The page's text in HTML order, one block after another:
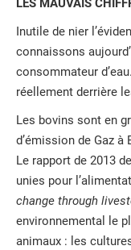
Inutile de nier
connaissons
consommateur
réellement derrière
Les bovins sont en
d’émission de Gaz à
Le rapport de 2013
unies pour
change through
environnemental le
animaux : les